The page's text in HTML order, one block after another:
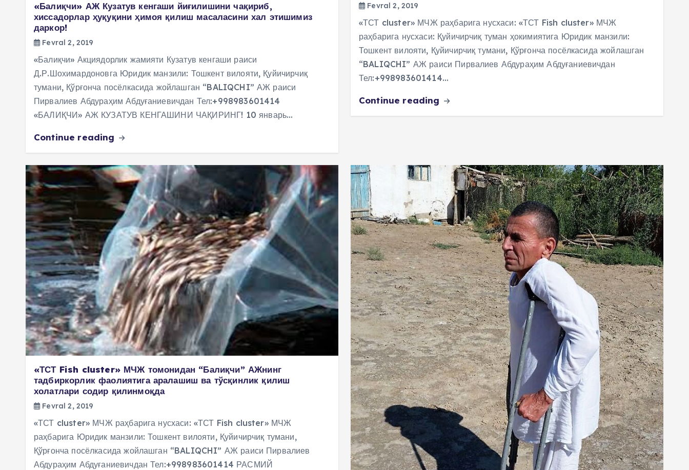
«Балиқчи» АЖ Кузатув кенгаши йиғилишини чақириб,
хиссадорлар ҳуқуқини ҳимоя қилиш масаласини хал этишимиз
даркор!
Fevral 2, 2019
«Балиқчи» Акциядорлик жамияти Кузатув кенгаши раиси
Д.Р.Шохимардоновга Юридик манзили: Тошкент вилояти, Қуйичирчиқ
тумани, Қўрғонча посёлкасида жойлашган “BALIQCHI” АЖ раиси
Пирвалиев Абдураҳим Абдуғаниевичдан Тел:+998983601414
«БАЛИҚЧИ» АЖ КУЗАТУВ КЕНГАШИНИ ЧАҚИРИНГ! 10 январь…
Continue reading
Fevral 2, 2019
«ТСТ cluster» МЧЖ раҳбарига нусхаси: «ТСТ Fish cluster» МЧЖ
раҳбарига нусхаси: Қуйичирчиқ туман ҳокимиятига Юридик манзили:
Тошкент вилояти, Қуйичирчиқ тумани, Қўрғонча посёлкасида жойлашган
“BALIQCHI” АЖ раиси Пирвалиев Абдураҳим Абдуғаниевичдан
Тел:+998983601414…
Continue reading
«ТСТ Fish cluster» МЧЖ томонидан “Балиқчи” АЖнинг
тадбиркорлик фаолиятига аралашиш ва тўсқинлик қилиш
холатлари содир қилинмоқда
Fevral 2, 2019
«ТСТ cluster» МЧЖ раҳбарига нусхаси: «ТСТ Fish cluster» МЧЖ
раҳбарига Юридик манзили: Тошкент вилояти, Қуйичирчиқ тумани,
Қўрғонча посёлкасида жойлашган “BALIQCHI” АЖ раиси Пирвалиев
Абдураҳим Абдуғаниевичдан Тел:+998983601414 РАСМИЙ